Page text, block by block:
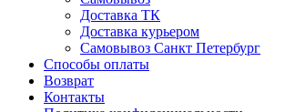
Доставка ТК
Доставка курьером
Самовывоз Санкт Петербург
Способы оплаты
Возврат
Контакты